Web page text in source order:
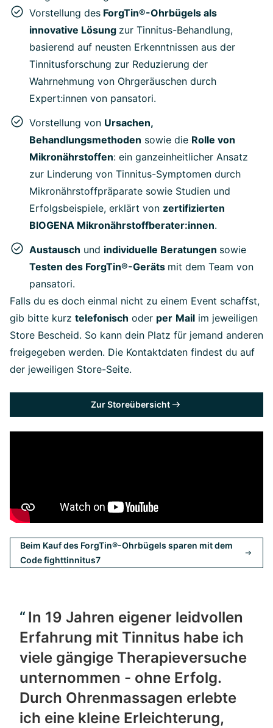
Vorstellung des ForgTin®-Ohrbügels als
innovative Lösung zur Tinnitus-Behandlung,
basierend auf neusten Erkenntnissen aus der
Tinnitusforschung zur Reduzierung der
Wahrnehmung von Ohrgeräuschen durch
Expert:innen von pansatori.
Vorstellung von Ursachen,
Behandlungsmethoden sowie die Rolle von
Mikronährstoffen: ein ganzeinheitlicher Ansatz
zur Linderung von Tinnitus-Symptomen durch
Mikronährstoffpräparate sowie Studien und
Erfolgsbeispiele, erklärt von zertifizierten
BIOGENA Mikronährstoffberater:innen.
Austausch und individuelle Beratungen sowie
Testen des ForgTin®-Geräts mit dem Team von
pansatori.
Falls du es doch einmal nicht zu einem Event schaffst,
gib bitte kurz telefonisch oder per Mail im jeweiligen
Store Bescheid. So kann dein Platz für jemand anderen
freigegeben werden. Die Kontaktdaten findest du auf
der jeweiligen Store-Seite.
Zur Storeübersicht
Beim Kauf des ForgTin®-Ohrbügels sparen mit dem
Code fighttinnitus7
In 19 Jahren eigener leidvollen
Erfahrung mit Tinnitus habe ich
viele gängige Therapieversuche
unternommen - ohne Erfolg.
Durch Ohrenmassagen erlebte
ich eine kleine Erleichterung,